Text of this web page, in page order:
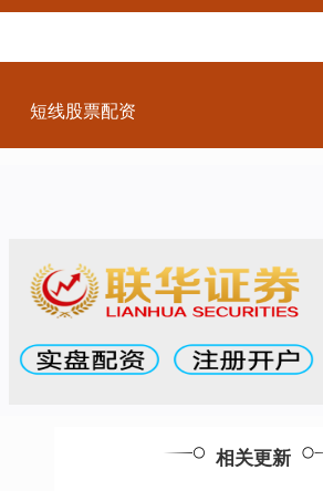
短线股票配资
相关更新